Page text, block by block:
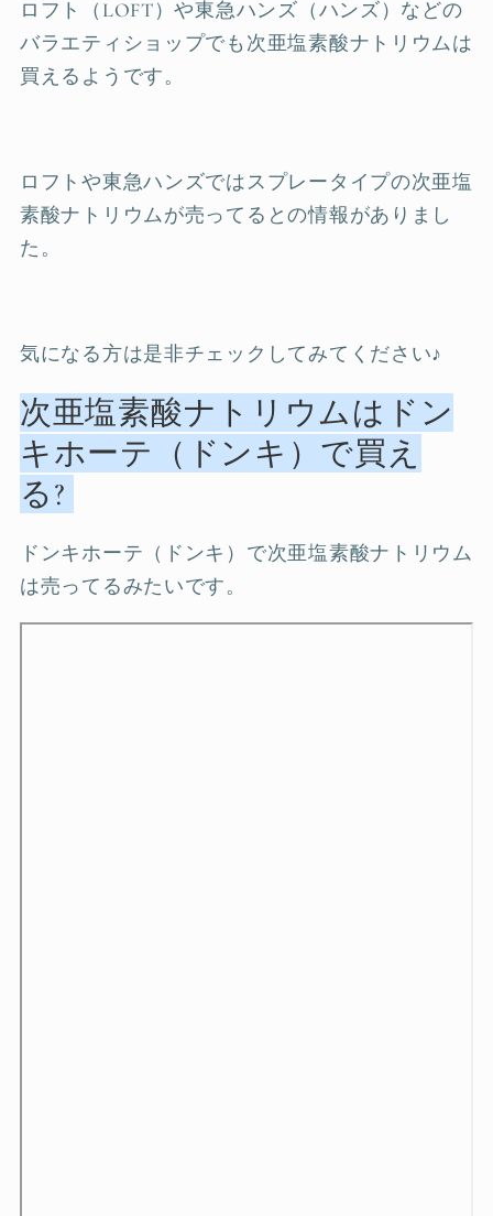
ロフト（LOFT）や東急ハンズ（ハンズ）などの
バラエティショップでも次亜塩素酸ナトリウムは
買えるようです。
ロフトや東急ハンズではスプレータイプの次亜塩
素酸ナトリウムが売ってるとの情報がありまし
た。
気になる方は是非チェックしてみてください♪
次亜塩素酸ナトリウムはドン
キホーテ（ドンキ）で買え
る?
ドンキホーテ（ドンキ）で次亜塩素酸ナトリウム
は売ってるみたいです。